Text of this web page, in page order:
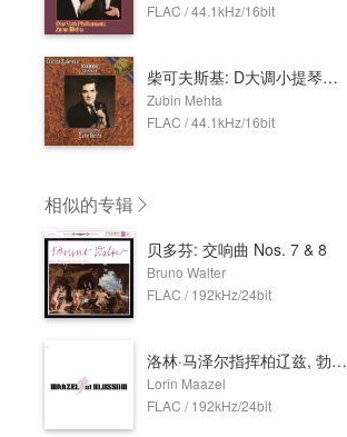
FLAC / 44.1kHz/16bit
柴可夫斯基: D大调小提琴协奏曲与忧郁小夜曲 (祖宾·梅塔 & 祖克曼 & 以色列爱乐乐团)
Zubin Mehta
FLAC / 44.1kHz/16bit
相似的专辑
贝多芬: 交响曲 Nos. 7 & 8
Bruno Walter
FLAC / 192kHz/24bit
洛林·马泽尔指挥柏辽兹, 勃拉姆斯与巴伯
Lorin Maazel
FLAC / 192kHz/24bit